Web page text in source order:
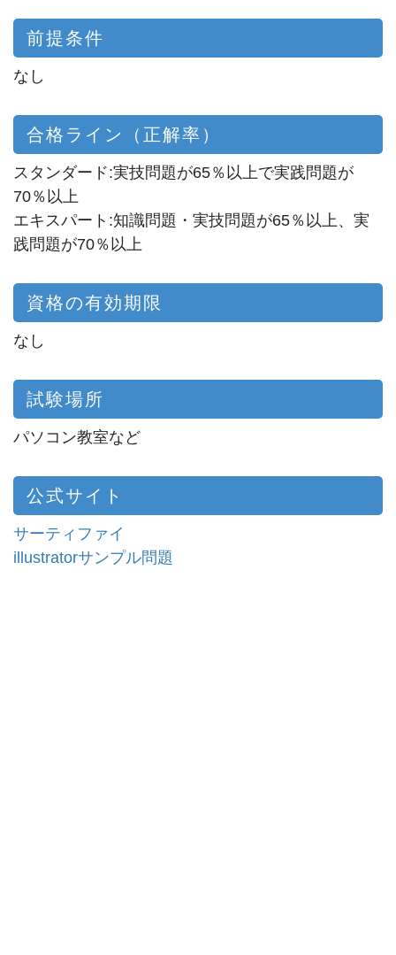
前提条件
なし
合格ライン（正解率）
スタンダード:実技問題が65％以上で実践問題が
70％以上
エキスパート:知識問題・実技問題が65％以上、実
践問題が70％以上
資格の有効期限
なし
試験場所
パソコン教室など
公式サイト
サーティファイ
illustratorサンプル問題